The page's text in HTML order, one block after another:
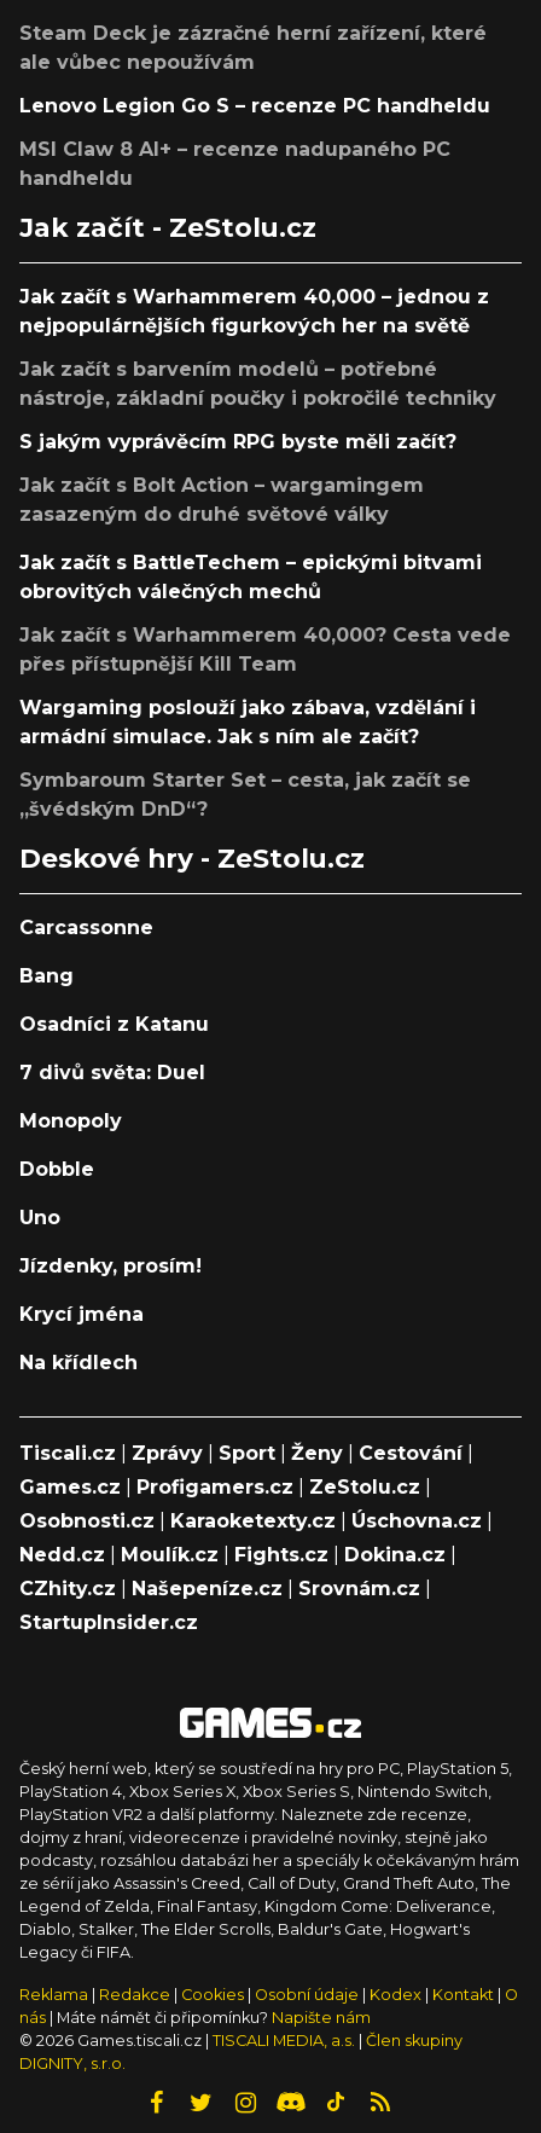
Steam Deck je zázračné herní zařízení, které
ale vůbec nepoužívám
Lenovo Legion Go S – recenze PC handheldu
MSI Claw 8 AI+ – recenze nadupaného PC
handheldu
Jak začít - ZeStolu.cz
Jak začít s Warhammerem 40,000 – jednou z
nejpopulárnějších figurkových her na světě
Jak začít s barvením modelů – potřebné
nástroje, základní poučky i pokročilé techniky
S jakým vyprávěcím RPG byste měli začít?
Jak začít s Bolt Action – wargamingem
zasazeným do druhé světové války
Jak začít s BattleTechem – epickými bitvami
obrovitých válečných mechů
Jak začít s Warhammerem 40,000? Cesta vede
přes přístupnější Kill Team
Wargaming poslouží jako zábava, vzdělání i
armádní simulace. Jak s ním ale začít?
Symbaroum Starter Set – cesta, jak začít se
„švédským DnD“?
Deskové hry - ZeStolu.cz
Carcassonne
Bang
Osadníci z Katanu
7 divů světa: Duel
Monopoly
Dobble
Uno
Jízdenky, prosím!
Krycí jména
Na křídlech
Tiscali.cz Zprávy Sport Ženy Cestování|
Games.cz
Profigamers.cz ZeStolu.cz
Osobnosti.cz
Karaoketexty.cz Úschovna.cz
Nedd.cz
Moulík.cz Fights.cz Dokina.cz
CZhity.cz
Našepeníze.cz Srovnám.cz
StartupInsider.cz
Český herní web, který se soustředí na hry pro PC, PlayStation 5,
PlayStation 4, Xbox Series X, Xbox Series S, Nintendo Switch,
PlayStation VR2 a další platformy. Naleznete zde recenze,
dojmy z hraní, videorecenze i pravidelné novinky, stejně jako
podcasty, rozsáhlou databázi her a speciály k očekávaným hrám
ze sérií jako Assassin's Creed, Call of Duty, Grand Theft Auto, The
Legend of Zelda, Final Fantasy, Kingdom Come: Deliverance,
Diablo, Stalker, The Elder Scrolls, Baldur's Gate, Hogwart's
Legacy či FIFA.
Reklama Redakce Cookies Osobní údaje Kodex Kontakt
O
nás
| Máte námět či připomínku? Napište nám
© 2026 Games.tiscali.cz | TISCALI MEDIA, a.s.
Člen skupiny
DIGNITY, s.r.o.